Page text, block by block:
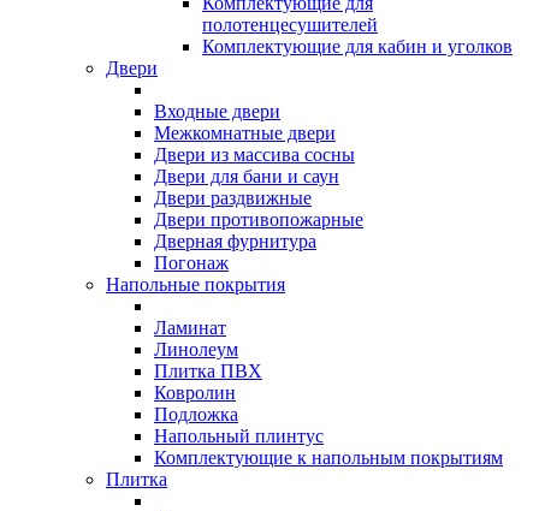
полотенцесушителей
Комплектующие для кабин и уголков
Двери
Входные двери
Межкомнатные двери
Двери из массива сосны
Двери для бани и саун
Двери раздвижные
Двери противопожарные
Дверная фурнитура
Погонаж
Напольные покрытия
Ламинат
Линолеум
Плитка ПВХ
Ковролин
Подложка
Напольный плинтус
Комплектующие к напольным покрытиям
Плитка